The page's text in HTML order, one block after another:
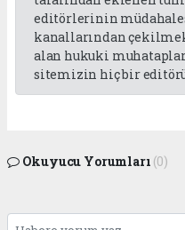
editörlerinin
kanallarından
alan hukuki
sitemizin hiç bir editörü
Okuyucu Yorumları (0)